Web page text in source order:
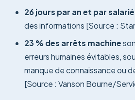
26 jours par an et par salarié
des informations [Source :
23 % des arrêts machine
erreurs humaines évitables,
manque de connaissance ou
[Source : Vanson Bourne/